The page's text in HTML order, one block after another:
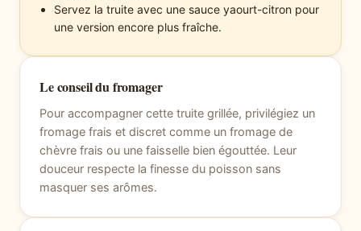
Servez la truite avec une sauce yaourt-citron pour
une version encore plus fraîche.
Le conseil du fromager
Pour accompagner cette truite grillée, privilégiez un
fromage frais et discret comme un fromage de
chèvre frais ou une faisselle bien égouttée. Leur
douceur respecte la finesse du poisson sans
masquer ses arômes.